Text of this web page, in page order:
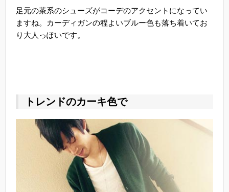
足元の茶系のシューズがコーデのアクセントになってい
ますね。カーディガンの程よいブルー色も落ち着いてお
り大人っぽいです。
トレンドのカーキ色で